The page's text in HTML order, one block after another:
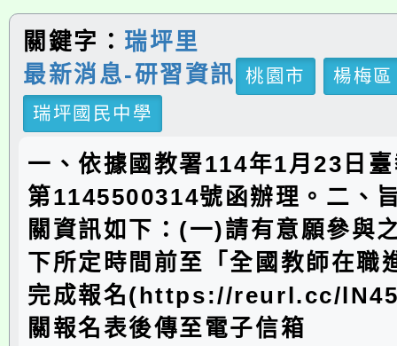
關鍵字： 瑞坪里
最新消息-研習資訊
桃園市
楊梅區
瑞坪國民中學
一、依據國教署114年1月23日
第1145500314號函辦理。二、
關資訊如下：(一)請有意願參與
下所定時間前至「全國教師在職
完成報名(https://reurl.cc/
關報名表後傳至電子信箱